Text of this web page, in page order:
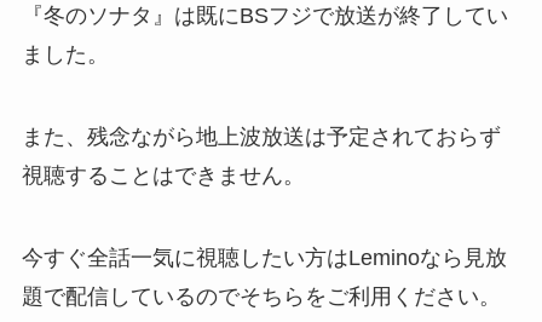
『冬のソナタ』は既にBSフジで放送が終了してい
ました。
また、残念ながら地上波放送は予定されておらず
視聴することはできません。
今すぐ全話一気に視聴したい方はLeminoなら見放
題で配信しているのでそちらをご利用ください。